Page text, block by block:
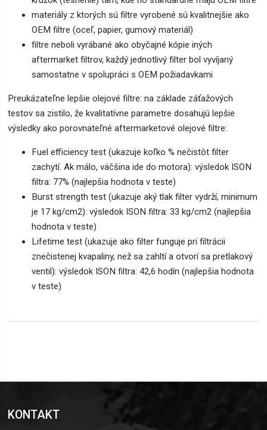
materiály z ktorých sú filtre vyrobené sú kvalitnejšie ako
OEM filtre (oceľ, papier, gumový materiál)
filtre neboli vyrábané ako obyčajné kópie iných
aftermarket filtrov, každý jednotlivý filter bol vyvíjaný
samostatne v spolupráci s OEM požiadavkami
Preukázateľne lepšie olejové filtre: na základe záťažových
testov sa zistilo, že kvalitatívne parametre dosahujú lepšie
výsledky ako porovnateľné aftermarketové olejové filtre:
Fuel efficiency test (ukazuje koľko % nečistôt filter
zachytí. Ak málo, väčšina ide do motora): výsledok ISON
filtra: 77% (najlepšia hodnota v teste)
Burst strength test (ukazuje aký tlak filter vydrží, minimum
je 17 kg/cm2): výsledok ISON filtra: 33 kg/cm2 (najlepšia
hodnota v teste)
Lifetime test (ukazuje ako filter funguje pri filtrácii
znečistenej kvapaliny, než sa zahltí a otvorí sa pretlakový
ventil): výsledok ISON filtra: 42,6 hodín (najlepšia hodnota
v teste)
KONTAKT